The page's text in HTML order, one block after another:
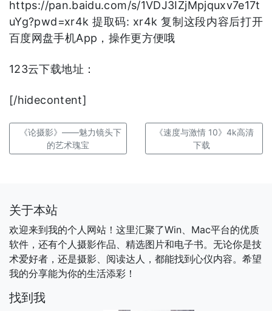
https://pan.baidu.com/s/1VDJ3IZjMpjquxv7e17t
uYg?pwd=xr4k 提取码: xr4k 复制这段内容后打开
百度网盘手机App，操作更方便哦
123云下载地址：
[/hidecontent]
《论摄影》——魅力镜头下
的艺术瑰宝
《速度与激情 10》4k高清
下载
关于本站
欢迎来到我的个人网站！这里汇聚了Win、Mac平台的优质
软件，还有个人摄影作品、精选图片和电子书。无论你是技
术爱好者，还是摄影、阅读达人，都能找到心仪内容。希望
我的分享能为你的生活添彩！
找到我